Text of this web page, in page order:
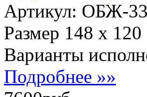
Артикул: ОБЖ-33
Размер 148 х 120
Варианты
Подробнее »»